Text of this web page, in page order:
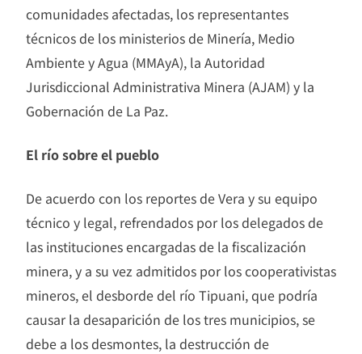
comunidades afectadas, los representantes
técnicos de los ministerios de Minería, Medio
Ambiente y Agua (MMAyA), la Autoridad
Jurisdiccional Administrativa Minera (AJAM) y la
Gobernación de La Paz.
El río sobre el pueblo
De acuerdo con los reportes de Vera y su equipo
técnico y legal, refrendados por los delegados de
las instituciones encargadas de la fiscalización
minera, y a su vez admitidos por los cooperativistas
mineros, el desborde del río Tipuani, que podría
causar la desaparición de los tres municipios, se
debe a los desmontes, la destrucción de